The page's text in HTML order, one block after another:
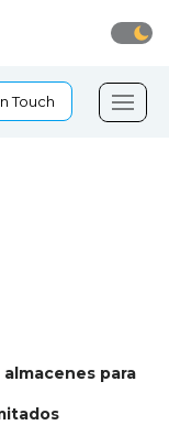
Touch
para